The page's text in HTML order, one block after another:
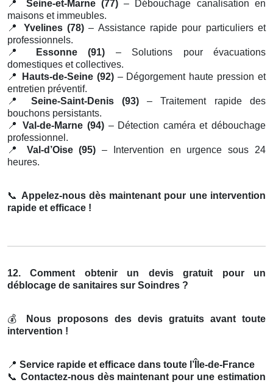
📍
Seine-et-Marne (77)– Débouchage canalisation en
maisons et immeubles.
📍
Yvelines (78) – Assistance rapide pour particuliers et
professionnels.
📍
Essonne (91) – Solutions pour évacuations
domestiques et collectives.
📍
Hauts-de-Seine (92)– Dégorgement haute pression et
entretien préventif.
📍
Seine-Saint-Denis (93)– Traitement rapide des
bouchons persistants.
📍
Val-de-Marne (94)– Détection caméra et débouchage
professionnel.
📍
Val-d’Oise (95) – Intervention en urgence sous 24
heures.
📞 Appelez-nous dès maintenant pour une intervention
rapide et efficace !
12. Comment obtenir un devis gratuit pour un
déblocage de sanitaires sur Soindres ?
💰
Nous proposons des devis gratuits avant toute
intervention !
📍 Service rapide et efficace dans toute l’Île-de-France
📞 Contactez-nous dès maintenant pour une estimation